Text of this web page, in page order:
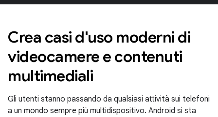
Crea casi d'uso moderni di
videocamere e contenuti
multimediali
Gli utenti stanno passando da qualsiasi attività sui telefoni
a un mondo sempre più multidispositivo. Android si sta